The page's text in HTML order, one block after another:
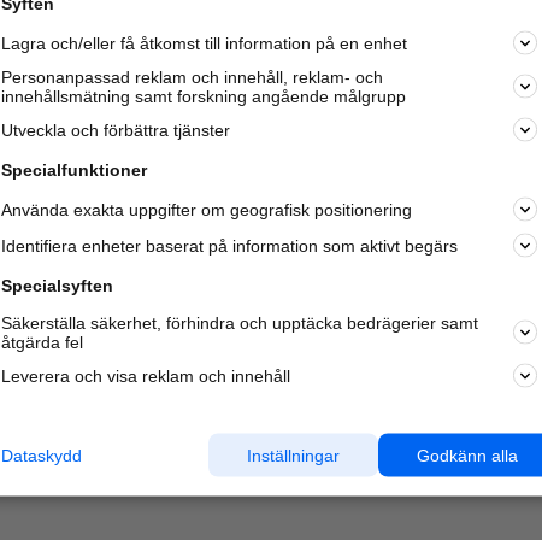
Varje vecka besöker du och 4 miljonerandra härliga
oss för att hitta rätt lokal information om företag,
Lagra och/eller få åtkomst till information på en enhet
Personanpassad reklam och innehåll, reklam- och
innehållsmätning samt forskning angående målgrupp
Utveckla och förbättra tjänster
Specialfunktioner
Använda exakta uppgifter om geografisk positionering
Identifiera enheter baserat på information som aktivt begärs
Specialsyften
Säkerställa säkerhet, förhindra och upptäcka bedrägerier samt
åtgärda fel
Leverera och visa reklam och innehåll
Godkänn alla
Inställningar
Dataskydd